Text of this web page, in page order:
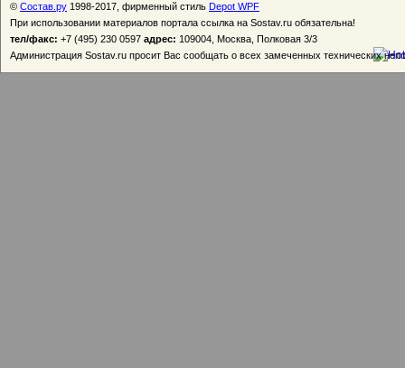
© Состав.ру 1998-2017, фирменный стиль Depot WPF
При использовании материалов портала ссылка на Sostav.ru обязательна!
тел/факс: +7 (495) 230 0597 адрес: 109004, Москва, Полковая 3/3
Администрация Sostav.ru просит Вас сообщать о всех замеченных технических